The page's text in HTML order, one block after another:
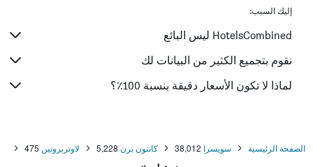
إليك السبب:
HotelsCombined ليس البائع
نقوم بتجميع الكثير من البيانات لك
لماذا لا تكون الأسعار دقيقة بنسبة 100٪؟
الصفحة الرئيسية سويسرا 38,012 كانتون برن 5,228 لاوتربرونين 475